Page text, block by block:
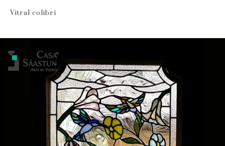
Vitral colibrí